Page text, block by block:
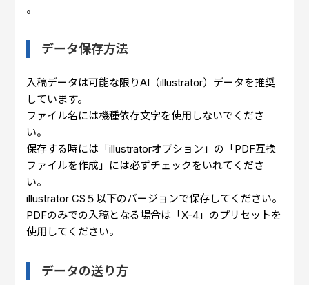
。
データ保存方法
入稿データは可能な限りAI（illustrator）データを推奨
しています。
ファイル名には機種依存文字を使用しないでくださ
い。
保存する時には「illustratorオプション」の「PDF互換
ファイルを作成」には必ずチェックをいれてくださ
い。
illustrator CS５以下のバージョンで保存してください。
PDFのみでの入稿となる場合は「X-4」のプリセットを
使用してください。
データの送り方